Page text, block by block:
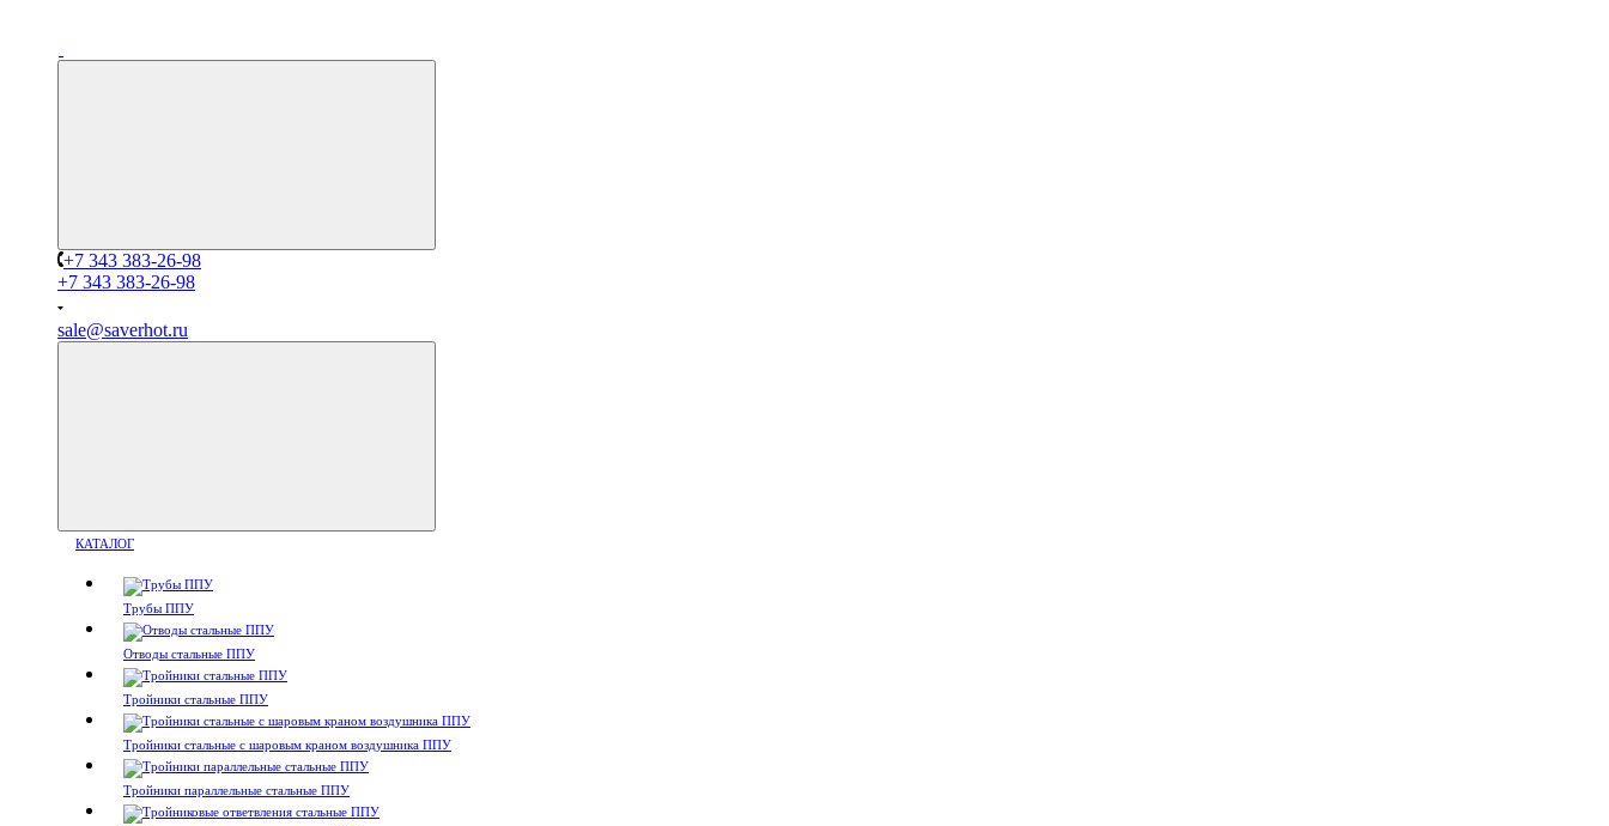
+7 343 383-26-98
+7 343 383-26-98
sale@saverhot.ru
КАТАЛОГ
Трубы ППУ
Отводы стальные ППУ
Тройники стальные ППУ
Тройники стальные с шаровым краном воздушника ППУ
Тройники параллельные стальные ППУ